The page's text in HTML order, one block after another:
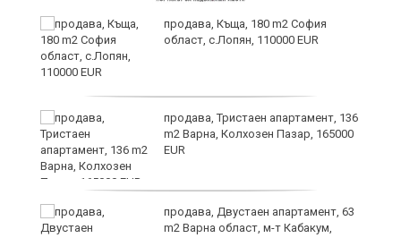
продава, Къща, 180 m2 София
област, с.Лопян, 110000 EUR
продава, Тристаен апартамент, 136
m2 Варна, Колхозен Пазар, 165000
EUR
продава, Двустаен апартамент, 63
m2 Варна област, м-т Кабакум,